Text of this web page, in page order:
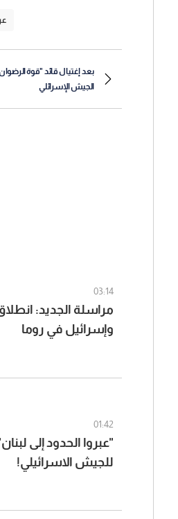
بعد إغتيال قائد "قوة
الجيش الإسرائلي
03:14
مراسلة الجديد:
وإسرائيل في روما
01:42
"عبروا الحدود إلى
للجيش الاسرائيلي!